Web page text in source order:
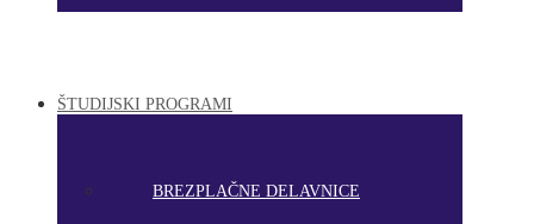
ŠTUDIJSKI PROGRAMI
BREZPLAČNE DELAVNICE